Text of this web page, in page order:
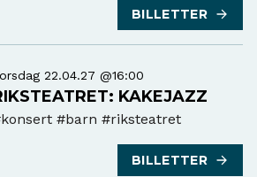
BILLETTER
22.04.27 @16:00
KAKEJAZZ
#barn #riksteatret
BILLETTER